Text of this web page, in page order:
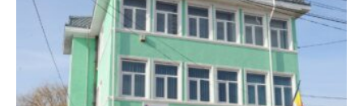
Investigații